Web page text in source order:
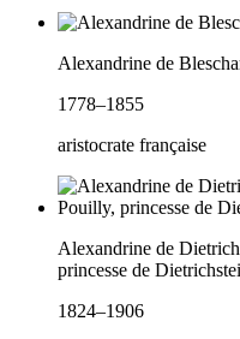
Alexandrine de
1778–1855
aristocrate française
Alexandrine de
princesse de
1824–1906